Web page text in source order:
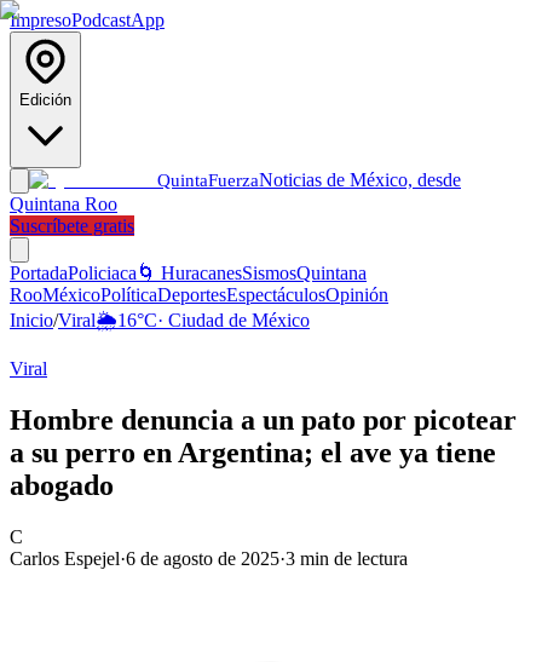
ImpresoPodcastApp
Edición
QuintaFuerzaNoticias de México, desde
Quintana Roo
Suscríbete gratis
PortadaPoliciaca 🌀 HuracanesSismosQuintana
RooMéxicoPolíticaDeportesEspectáculosOpinión
Inicio/Viral🌦️16°C· Ciudad de México
Viral
Hombre denuncia a un pato por picotear
a su perro en Argentina; el ave ya tiene
abogado
C
Carlos Espejel·6 de agosto de 2025·3 min de lectura